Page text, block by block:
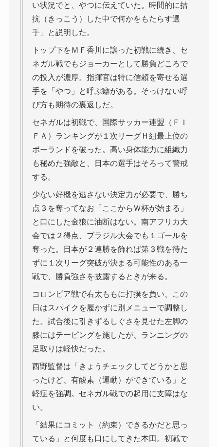
い状況でと、やつに伝えていた。時間的に拮
抗（きっこう）した中で何かをもたらす選
手」と説明した。
トップ下をＭＦ香川に譲った初戦に続き、セ
ネガル戦でもジョーカーとして勝負どころで
の投入が濃厚。指揮官は特に信頼を寄せる選
手を「やつ」と呼ぶ癖がある。そっけない呼
び方も期待の裏返しだ。
セネガルは初戦で、国際サッカー連盟（ＦＩ
ＦＡ）ランキングが１次リーグＨ組最上位の
ポーランドを破った。高い身体能力に組織力
も秘めた強敵と、日本の選手はそろって警戒
する。
少ない好機を逃さない決定力が必要で、勝ち
点３を奪ってなお「ここからＷ杯が始まる」
と口にした金狼に油断はない。南アフリカ大
会では２得点、ブラジル大会でも１ゴールを
奪った。日本が２連勝を飾れば第３戦を待た
ずに１次リーグ突破が決まる可能性のある一
戦で、勝負強さを披露するときが来る。
コロンビア戦で右太ももに打撲を負い、この
日はスパイクを履かずに別メニューで調整し
た。試合後に引きずるしぐさを見せた左脚の
膝にはテーピングを施したが、ランニングの
足取りは軽快だった。
西野監督は「きょうチェックしてどうかと思
ったけど、有酸素（運動）ができている」と
軽症を強調。セネガル戦での起用に支障はな
い。
「結果にコミット（約束）できるかだと思っ
ている」と何度も口にしてきた本田。初戦で